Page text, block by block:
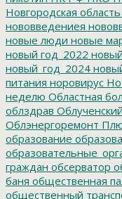
Новгородская область
нововведениея
новые люди новые
новый год_2022
новый_год_2024
питания норовирус
неделю Областная
облздрав
Облэнергоремонт
образование
граждан обсерватор
баня общественная
общественный